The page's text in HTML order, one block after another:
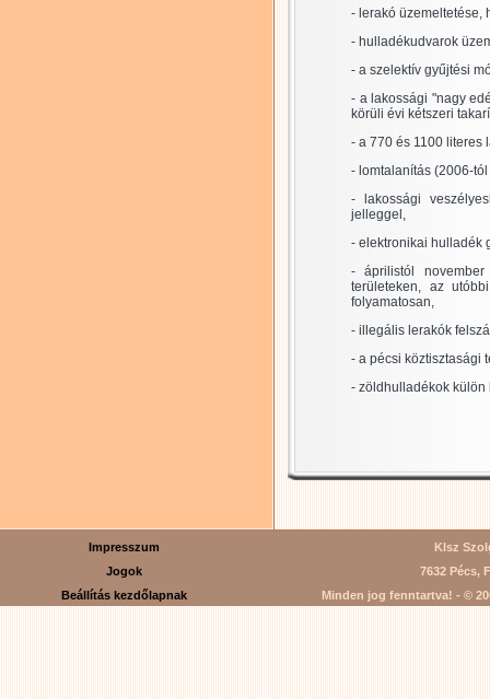
- lerakó üzemeltetése,
- hulladékudvarok
- a szelektív gyűjtési
- a lakossági "nagy
körüli évi kétszeri
- a 770 és 1100 literes
- lomtalanítás (2006-
- lakossági
jelleggel,
- elektronikai hulladék
- áprilistól
területeken, az
folyamatosan,
- illegális lerakók
- a pécsi köztisztasági
- zöldhulladékok külön
Impresszum
Klsz
Jogok
7632 Pécs,
Beállítás kezdőlapnak
Minden jog fenntartva! - ©